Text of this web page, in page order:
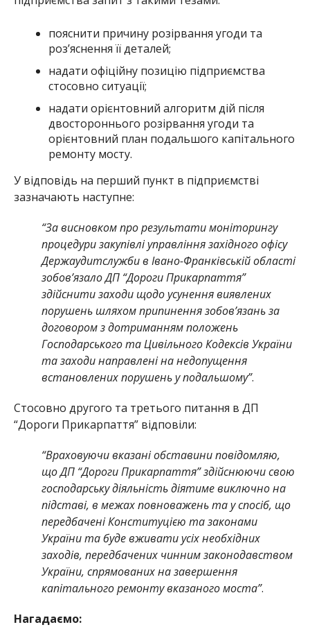
пояснити причину розірвання угоди та
роз’яснення її деталей;
надати офіційну позицію підприємства
стосовно ситуації;
надати орієнтовний алгоритм дій після
двостороннього розірвання угоди та
орієнтовний план подальшого капітального
ремонту мосту.
У відповідь на перший пункт в підприємстві
зазначають наступне:
“За висновком про результати моніторингу
процедури закупівлі управління західного офісу
Держаудитслужби в Івано-Франківській області
зобов’язало ДП “Дороги Прикарпаття”
здійснити заходи щодо усунення виявлених
порушень шляхом припинення зобов’язань за
договором з дотриманням положень
Господарського та Цивільного Кодексів України
та заходи направлені на недопущення
встановлених порушень у подальшому”.
Стосовно другого та третього питання в ДП
“Дороги Прикарпаття” відповіли:
“Враховуючи вказані обставини повідомляю,
що ДП “Дороги Прикарпаття” здійснюючи свою
господарську діяльність діятиме виключно на
підставі, в межах повноважень та у спосіб, що
передбачені Конституцією та законами
України та буде вживати усіх необхідних
заходів, передбачених чинним законодавством
України, спрямованих на завершення
капітального ремонту вказаного моста”.
Нагадаємо: